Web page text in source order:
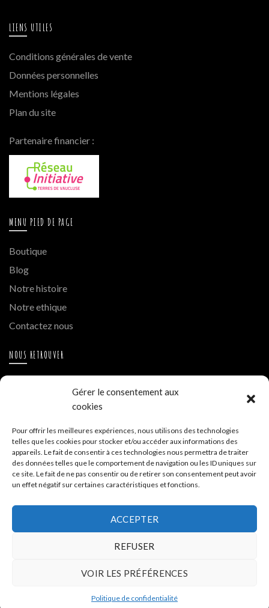
Gérer le consentement aux
cookies
Pour offrir les meilleures expériences, nous utilisons des technologies
telles que les cookies pour stocker et/ou accéder aux informations des
appareils. Le fait de consentir à ces technologies nous permettra de traiter
des données telles que le comportement de navigation ou les ID uniques sur
ce site. Le fait de ne pas consentir ou de retirer son consentement peut avoir
un effet négatif sur certaines caractéristiques et fonctions.
ACCEPTER
REFUSER
VOIR LES PRÉFÉRENCES
Politique de confidentialité
LIENS UTILES
Conditions générales de vente
Données personnelles
Mentions légales
Plan du site
Partenaire financier :
MENU PIED DE PAGE
Boutique
Blog
Notre histoire
Notre ethique
Contactez nous
NOUS RETROUVER
Hue Cocotte Mont Blanc
A PROPOS DE LA BOUTIQUE
Hue Cocotte - Boutique de vente en ligne
04 32 700 332
Hue Cocotte . Tous droits réservés